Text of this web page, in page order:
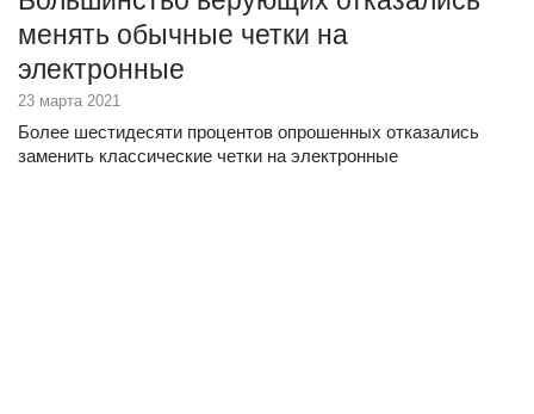
менять обычные четки на
электронные
23 марта 2021
Более шестидесяти процентов опрошенных отказались
заменить классические четки на электронные